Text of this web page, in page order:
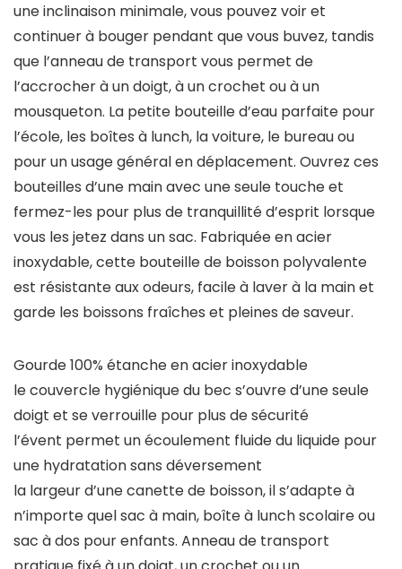
une inclinaison minimale, vous pouvez voir et
continuer à bouger pendant que vous buvez, tandis
que l’anneau de transport vous permet de
l’accrocher à un doigt, à un crochet ou à un
mousqueton. La petite bouteille d’eau parfaite pour
l’école, les boîtes à lunch, la voiture, le bureau ou
pour un usage général en déplacement. Ouvrez ces
bouteilles d’une main avec une seule touche et
fermez-les pour plus de tranquillité d’esprit lorsque
vous les jetez dans un sac. Fabriquée en acier
inoxydable, cette bouteille de boisson polyvalente
est résistante aux odeurs, facile à laver à la main et
garde les boissons fraîches et pleines de saveur.
Gourde 100% étanche en acier inoxydable
le couvercle hygiénique du bec s’ouvre d’une seule
doigt et se verrouille pour plus de sécurité
l’évent permet un écoulement fluide du liquide pour
une hydratation sans déversement
la largeur d’une canette de boisson, il s’adapte à
n’importe quel sac à main, boîte à lunch scolaire ou
sac à dos pour enfants. Anneau de transport